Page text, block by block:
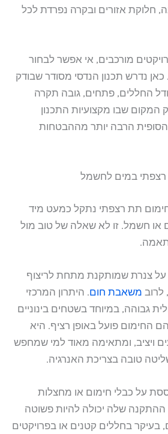
חלוקת אזורים ובקרה נפרדת לכל
מורכבים, אי אפשר לבחור
נדרש תכנון הנדסי מסודר שבודק
החללים, פתחים, גובה תקרה
המקום שבו מקצועיות התכנון
הרבה יותר מההבטחות
רצפתי במים לחשמל
תת רצפתי נתקל כמעט מיד
או חשמל. זו לא שאלה של טוב מול
צנרת שמותקנת מתחת לריצוף
לרוב משאבת חום. היתרון המרכזי
גבוהה, במיוחד בשטחים בינוניים
החימום פועל באופן רציף. היא
ויציב, ומתאימה מאוד למי שמחפש
טובה בצריכת האנרגיה.
על כבלי חימום או מחצלות
שלה יכולה להיות פשוטה
בעיקר בחללים קטנים או בפרויקטים